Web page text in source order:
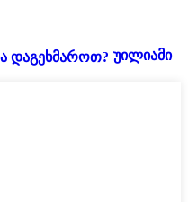
უილიამი